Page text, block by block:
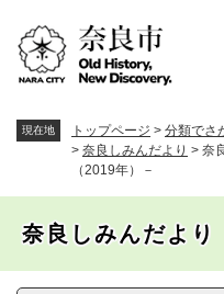
。
現在地 トップページ > 分類でさ
> 奈良しみんだより > 奈
（2019年）－
奈良しみんだより